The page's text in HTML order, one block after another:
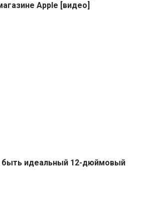
Apple [видео]
идеальный 12-дюймовый